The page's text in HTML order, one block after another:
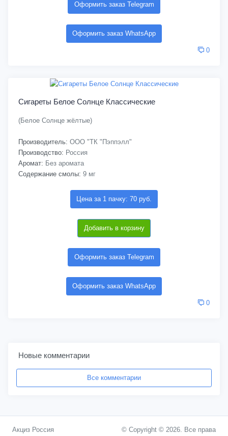
Оформить заказ Telegram
Оформить заказ WhatsApp
0
Сигареты Белое Солнце Классические
(Белое Солнце жёлтые)
Производитель: ООО "ТК "Пэппэлл"
Производство: Россия
Аромат: Без аромата
Содержание смолы: 9 мг
Цена за 1 пачку: 70 руб.
Добавить в корзину
Оформить заказ Telegram
Оформить заказ WhatsApp
0
Новые комментарии
Все комментарии
Акциз Россия © Copyright © 2026. Все права